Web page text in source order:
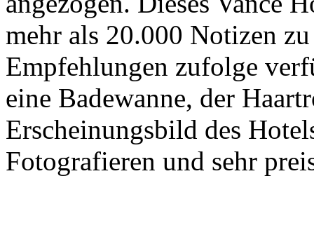
mehr als 20.000 Notizen
Empfehlungen zufolge
eine Badewanne, der
Erscheinungsbild des
Fotografieren und sehr